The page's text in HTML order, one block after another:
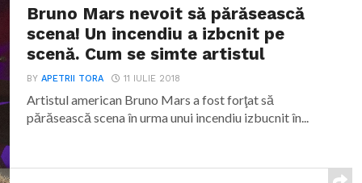
Bruno Mars nevoit să părăsească
scena! Un incendiu a izbcnit pe
scenă. Cum se simte artistul
BYAPETRII TORA 11 IULIE 2018
Artistul american Bruno Mars a fost forţat să
părăsească scena în urma unui incendiu izbucnit în...